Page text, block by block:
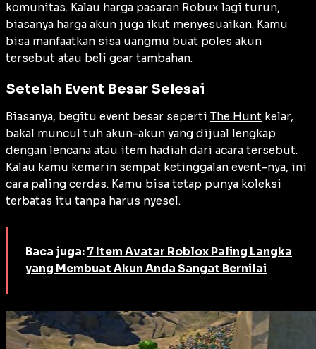
komunitas. Kalau harga pasaran Robux lagi turun,
biasanya harga akun juga ikut menyesuaikan. Kamu
bisa manfaatkan sisa uangmu buat poles akun
tersebut atau beli gear tambahan.
Setelah Event Besar Selesai
Biasanya, begitu event besar seperti The Hunt kelar,
bakal muncul tuh akun-akun yang dijual lengkap
dengan lencana atau item hadiah dari acara tersebut.
Kalau kamu kemarin sempat ketinggalan event-nya, ini
cara paling cerdas. Kamu bisa tetap punya koleksi
terbatas itu tanpa harus nyesel.
Baca juga: 7 Item Avatar Roblox Paling Langka
yang Membuat Akun Anda Sangat Bernilai